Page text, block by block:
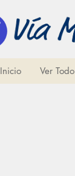
Inicio Ver Todo